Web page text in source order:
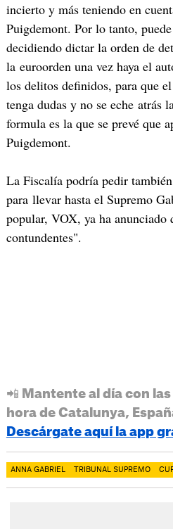
incierto y más teniendo en
Puigdemont. Por lo tanto,
decidiendo dictar la orden de
la euroorden una vez haya el
los delitos definidos, para que
tenga dudas y no se eche atrás
formula es la que se prevé que
Puigdemont.
La Fiscalía podría pedir
para llevar hasta el Supremo
popular, VOX, ya ha anunciado
contundentes".
📲 Mantente al día con
hora de Catalunya,
Descárgate aquí la app
ANNA GABRIEL TRIBUNAL SUPREMO